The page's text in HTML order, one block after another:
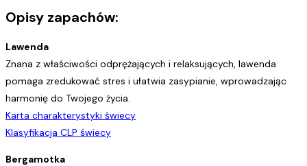
Opisy zapachów:
Lawenda
Znana z właściwości odprężających i relaksujących, lawenda
pomaga zredukować stres i ułatwia zasypianie, wprowadzając
harmonię do Twojego życia.
Karta charakterystyki świecy
Klasyfikacja CLP świecy
Bergamotka